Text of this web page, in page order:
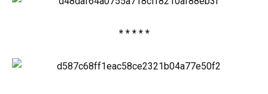
* * * * *